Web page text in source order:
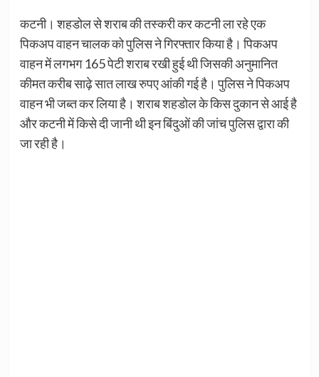
कटनी। शहडोल से शराब की तस्करी कर कटनी ला रहे एक
पिकअप वाहन चालक को पुलिस ने गिरफ्तार किया है। पिकअप
वाहन में लगभग 165 पेटी शराब रखी हुई थी जिसकी अनुमानित
कीमत करीब साढ़े सात लाख रुपए आंकी गई है। पुलिस ने पिकअप
वाहन भी जब्त कर लिया है। शराब शहडोल के किस दुकान से आई है
और कटनी में किसे दी जानी थी इन बिंदुओं की जांच पुलिस द्वारा की
जा रही है।